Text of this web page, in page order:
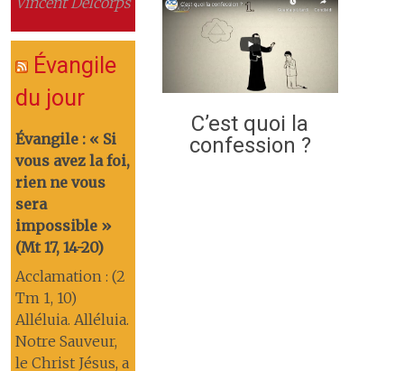
Évangile
du jour
Évangile : « Si
vous avez la foi,
rien ne vous
sera
impossible »
(Mt 17, 14-20)
Acclamation : (2
Tm 1, 10)
Alléluia. Alléluia.
Notre Sauveur,
le Christ Jésus, a
C’est quoi la
confession ?